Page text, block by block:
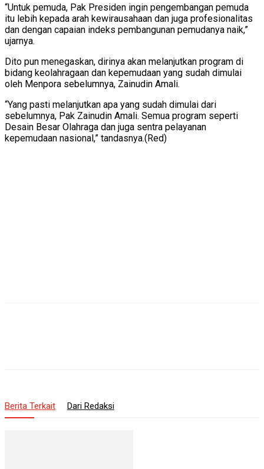
“Untuk pemuda, Pak Presiden ingin pengembangan pemuda
itu lebih kepada arah kewirausahaan dan juga profesionalitas
dan dengan capaian indeks pembangunan pemudanya naik,”
ujarnya.
Dito pun menegaskan, dirinya akan melanjutkan program di
bidang keolahragaan dan kepemudaan yang sudah dimulai
oleh Menpora sebelumnya, Zainudin Amali.
“Yang pasti melanjutkan apa yang sudah dimulai dari
sebelumnya, Pak Zainudin Amali. Semua program seperti
Desain Besar Olahraga dan juga sentra pelayanan
kepemudaan nasional,” tandasnya.(Red)
Berita Terkait Dari Redaksi